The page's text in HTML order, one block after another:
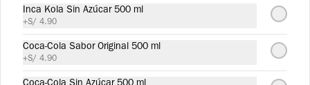
Inca Kola Sin Azúcar 500 ml
+S/ 4.90
Coca-Cola Sabor Original 500 ml
+S/ 4.90